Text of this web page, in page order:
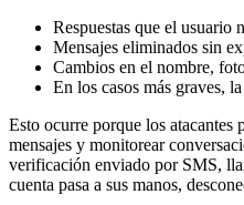
Respuestas que el usuario
Mensajes eliminados sin
Cambios en el nombre,
En los casos más graves,
Esto ocurre porque los atacantes
mensajes y monitorear
verificación enviado por SMS,
cuenta pasa a sus manos,